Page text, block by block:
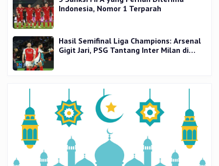
Indonesia, Nomor 1 Terparah
Hasil Semifinal Liga Champions: Arsenal
Gigit Jari, PSG Tantang Inter Milan di